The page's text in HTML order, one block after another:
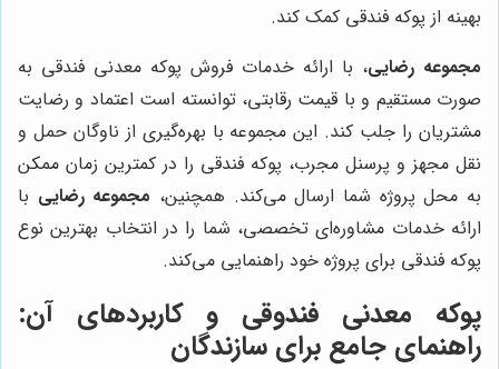
بهینه از پوکه فندقی کمک کند.
مجموعه رضایی، با ارائه خدمات فروش پوکه معدنی فندقی به
صورت مستقیم و با قیمت رقابتی، توانسته است اعتماد و رضایت
مشتریان را جلب کند. این مجموعه با بهره‌گیری از ناوگان حمل و
نقل مجهز و پرسنل مجرب، پوکه فندقی را در کمترین زمان ممکن
به محل پروژه شما ارسال می‌کند. همچنین، مجموعه رضایی با
ارائه خدمات مشاوره‌ای تخصصی، شما را در انتخاب بهترین نوع
پوکه فندقی برای پروژه خود راهنمایی می‌کند.
پوکه معدنی فندوقی و کاربردهای آن:
راهنمای جامع برای سازندگان